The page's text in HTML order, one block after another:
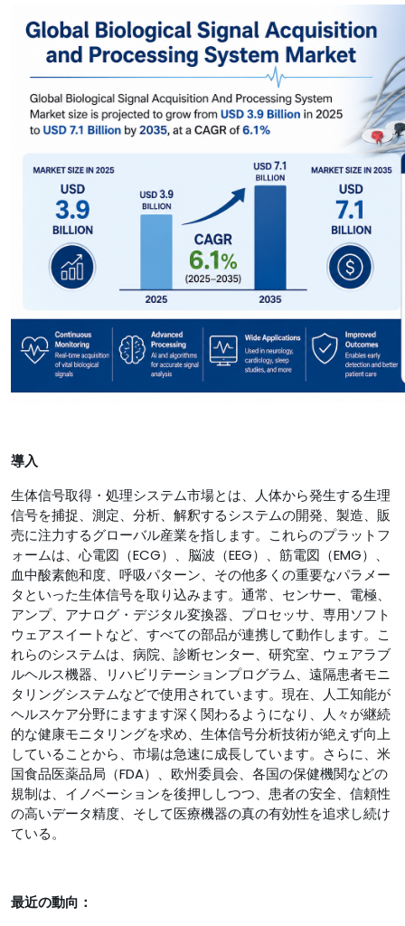
導入
生体信号取得・処理システム市場とは、人体から発生する生理
信号を捕捉、測定、分析、解釈するシステムの開発、製造、販
売に注力するグローバル産業を指します。これらのプラットフ
ォームは、心電図（ECG）、脳波（EEG）、筋電図（EMG）、
血中酸素飽和度、呼吸パターン、その他多くの重要なパラメー
タといった生体信号を取り込みます。通常、センサー、電極、
アンプ、アナログ・デジタル変換器、プロセッサ、専用ソフト
ウェアスイートなど、すべての部品が連携して動作します。こ
れらのシステムは、病院、診断センター、研究室、ウェアラブ
ルヘルス機器、リハビリテーションプログラム、遠隔患者モニ
タリングシステムなどで使用されています。現在、人工知能が
ヘルスケア分野にますます深く関わるようになり、人々が継続
的な健康モニタリングを求め、生体信号分析技術が絶えず向上
していることから、市場は急速に成長しています。さらに、米
国食品医薬品局（FDA）、欧州委員会、各国の保健機関などの
規制は、イノベーションを後押ししつつ、患者の安全、信頼性
の高いデータ精度、そして医療機器の真の有効性を追求し続け
ている。
最近の動向：